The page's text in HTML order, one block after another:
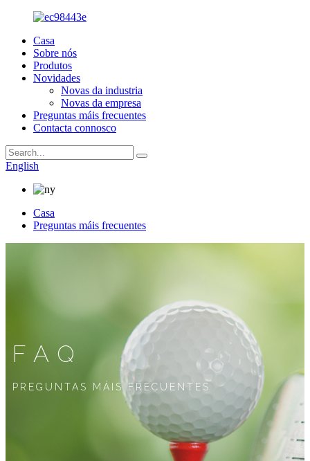
Casa
Sobre nós
Produtos
Novidades
Novas da industria
Novas da empresa
Preguntas máis frecuentes
Contacta connosco
English
Casa
Preguntas máis frecuentes
FAQ
PREGUNTAS MÁIS FRECUENTES